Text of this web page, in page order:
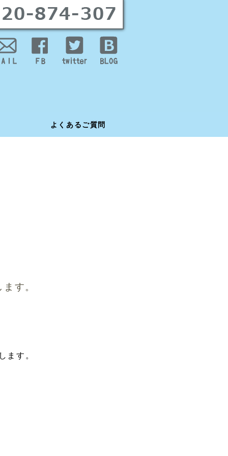
よくあるご質問
よくあるご質問
す。
ます。